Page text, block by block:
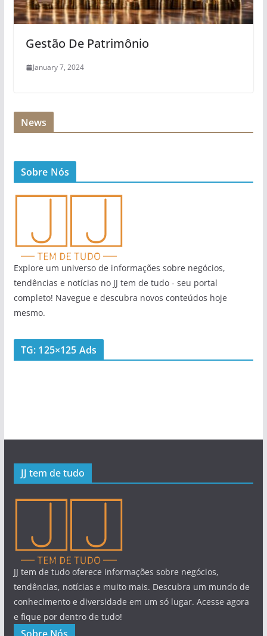
Gestão De Patrimônio
January 7, 2024
News
Sobre Nós
Explore um universo de informações sobre negócios,
tendências e notícias no JJ tem de tudo - seu portal
completo! Navegue e descubra novos conteúdos hoje
mesmo.
TG: 125×125 Ads
JJ tem de tudo
JJ tem de tudo oferece informações sobre negócios,
tendências, notícias e muito mais. Descubra um mundo de
conhecimento e diversidade em um só lugar. Acesse agora
e fique por dentro de tudo!